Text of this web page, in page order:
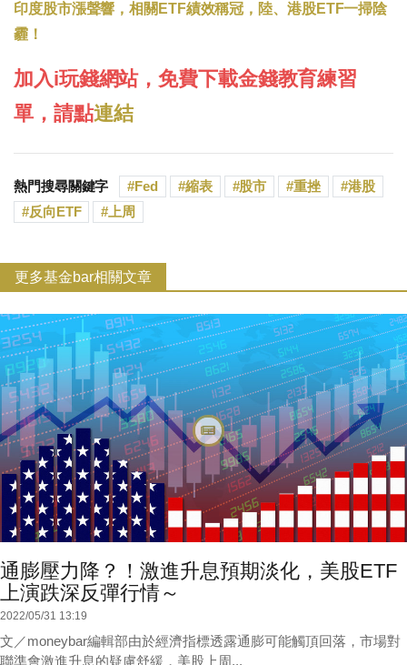
印度股市漲聲響，相關ETF績效稱冠，陸、港股ETF一掃陰
霾！
加入i玩錢網站，免費下載金錢教育練習
單，請點連結
熱門搜尋關鍵字 Fed 縮表 股市 重挫
港股
反向ETF
上周
更多基金bar相關文章
通膨壓力降？！激進升息預期淡化，美股ETF
上演跌深反彈行情～
2022/05/31 13:19
文／moneybar編輯部由於經濟指標透露通膨可能觸頂回落，市場對
聯準會激進升息的疑慮舒緩，美股上周...